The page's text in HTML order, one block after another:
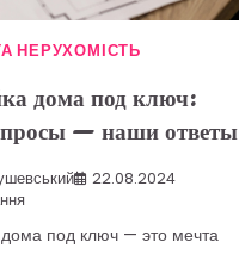
НЕРУХОМІСТЬ
дома под ключ:
— наши ответы
22.08.2024
под ключ — это мечта